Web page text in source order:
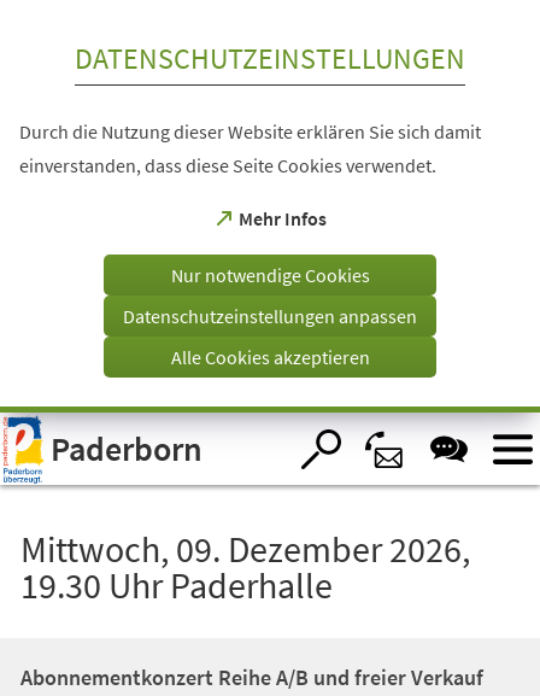
Visuelle
Assistenzsoftware
öffnen.
DATENSCHUTZEINSTELLUNGEN
Durch die Nutzung dieser Website erklären Sie sich damit
einverstanden, dass diese Seite Cookies verwendet.
Mehr Infos
(Öffnet
einem
Tab)
Nur notwendige Cookies
Datenschutzeinstellungen anpassen
Alle Cookies akzeptieren
Paderborn
Mittwoch, 09. Dezember 2026,
19.30 Uhr Paderhalle
Abonnementkonzert Reihe A/B und freier Verkauf